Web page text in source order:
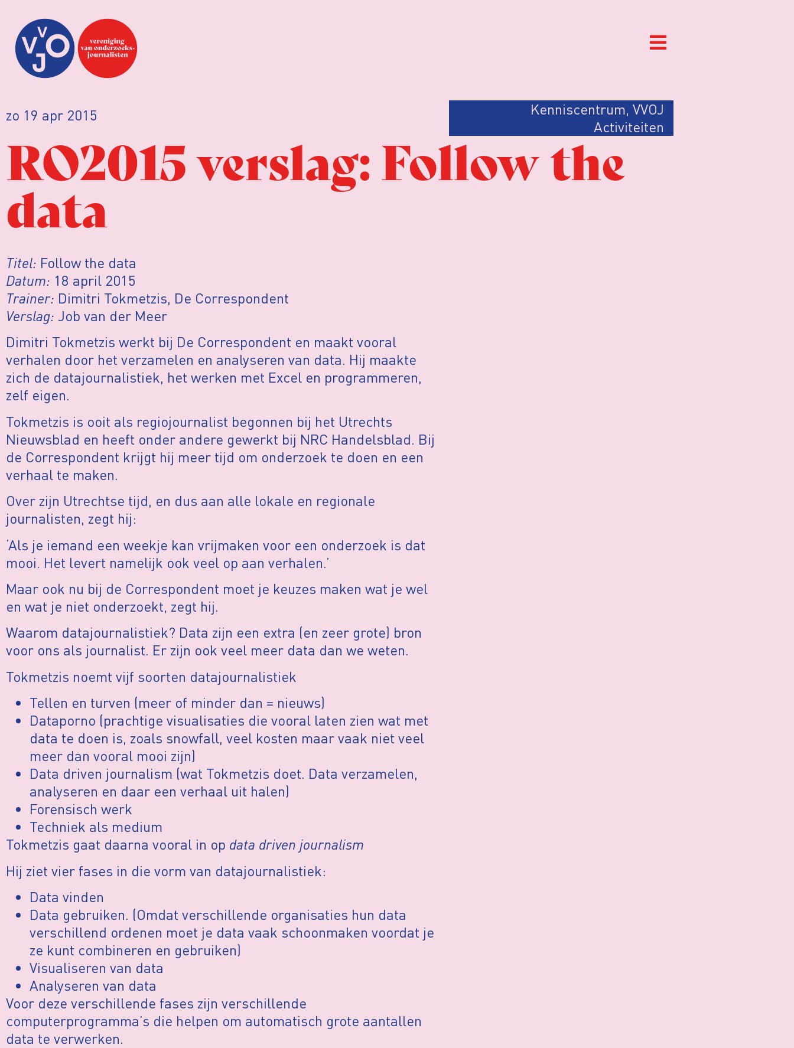
zo 19 apr 2015 Kenniscentrum, VVOJ
Activiteiten
RO2015 verslag: Follow the
data
Titel: Follow the data
Datum: 18 april 2015
Trainer: Dimitri Tokmetzis, De Correspondent
Verslag: Job van der Meer
Dimitri Tokmetzis werkt bij De Correspondent en maakt vooral
verhalen door het verzamelen en analyseren van data. Hij maakte
zich de datajournalistiek, het werken met Excel en programmeren,
zelf eigen.
Tokmetzis is ooit als regiojournalist begonnen bij het Utrechts
Nieuwsblad en heeft onder andere gewerkt bij NRC Handelsblad. Bij
de Correspondent krijgt hij meer tijd om onderzoek te doen en een
verhaal te maken.
Over zijn Utrechtse tijd, en dus aan alle lokale en regionale
journalisten, zegt hij:
‘Als je iemand een weekje kan vrijmaken voor een onderzoek is dat
mooi. Het levert namelijk ook veel op aan verhalen.’
Maar ook nu bij de Correspondent moet je keuzes maken wat je wel
en wat je niet onderzoekt, zegt hij.
Waarom datajournalistiek? Data zijn een extra (en zeer grote) bron
voor ons als journalist. Er zijn ook veel meer data dan we weten.
Tokmetzis noemt vijf soorten datajournalistiek
Tellen en turven (meer of minder dan = nieuws)
Dataporno (prachtige visualisaties die vooral laten zien wat met
data te doen is, zoals snowfall, veel kosten maar vaak niet veel
meer dan vooral mooi zijn)
Data driven journalism (wat Tokmetzis doet. Data verzamelen,
analyseren en daar een verhaal uit halen)
Forensisch werk
Techniek als medium
Tokmetzis gaat daarna vooral in op data driven journalism
Hij ziet vier fases in die vorm van datajournalistiek:
Data vinden
Data gebruiken. (Omdat verschillende organisaties hun data
verschillend ordenen moet je data vaak schoonmaken voordat je
ze kunt combineren en gebruiken)
Visualiseren van data
Analyseren van data
Voor deze verschillende fases zijn verschillende
computerprogramma’s die helpen om automatisch grote aantallen
data te verwerken.